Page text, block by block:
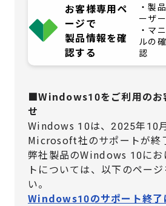
お客様専用ペ
ージで
製品情報を確
認する
・製
ーザ
・マ
ルの確
認
■Windows10をご利用のお
せ
Windows 10は、2025年10
Microsoft社のサポートが終
弊社製品のWindows 10にお
トについては、 以下のペー
い。
Windows10のサポート終了